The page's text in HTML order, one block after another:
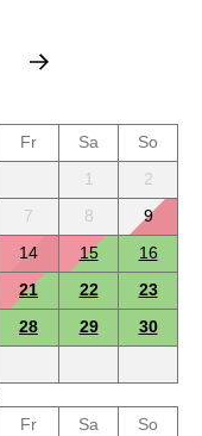
Fr Sa
So
1
2
7 8
9
14 15
16
21 22
23
28 29
30
Fr Sa
So